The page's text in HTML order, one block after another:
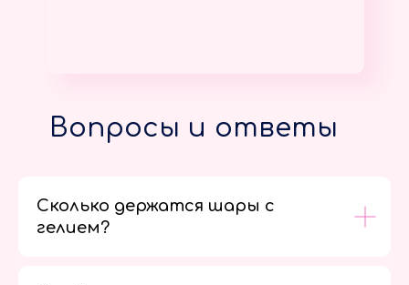
Вопросы и ответы
Сколько держатся шары с
гелием?